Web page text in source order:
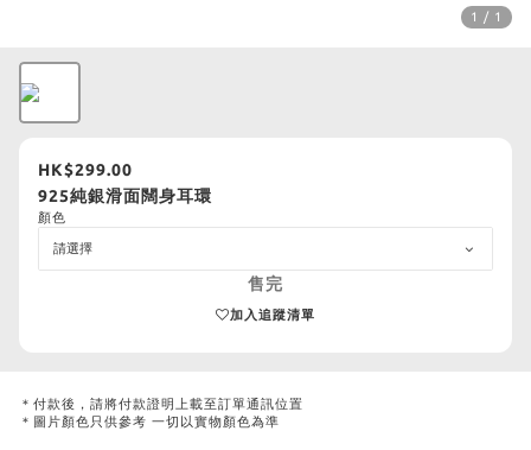
1 / 1
HK$299.00
925純銀滑面闊身耳環
顏色
售完
加入追蹤清單
＊付款後，請將付款證明上載至訂單通訊位置
＊圖片顏色只供參考 一切以實物顏色為準